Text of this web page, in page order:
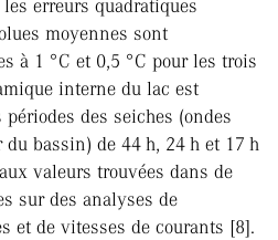
erreurs quadratiques
moyennes sont
à 1 °C et 0,5 °C pour les trois
interne du lac est
des seiches (ondes
bassin) de 44 h, 24 h et 17 h
valeurs trouvées dans de
sur des analyses de
et de vitesses de courants [8].